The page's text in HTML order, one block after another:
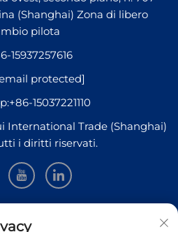
(Shanghai) Zona di libero
pilota
15937257616
protected]
+86-15037221110
International Trade (Shanghai)
i diritti riservati.